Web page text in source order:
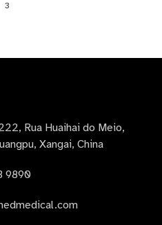
3
Rua Huaihai do Meio,
Xangai, China
9890